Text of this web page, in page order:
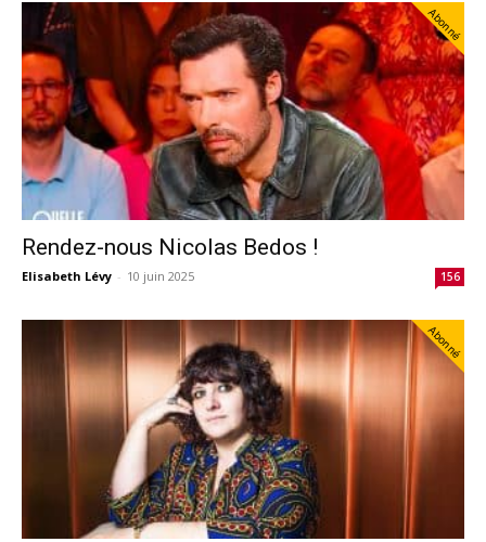
Abonné
Rendez-nous Nicolas Bedos !
Elisabeth Lévy - 10 juin 2025 156
Abonné